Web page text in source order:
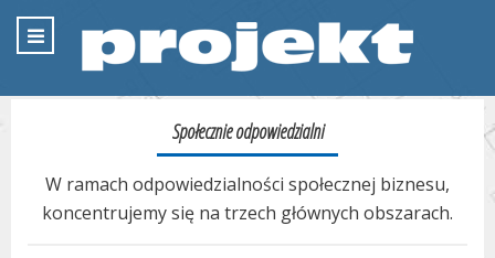
Społecznie odpowiedzialni
W ramach odpowiedzialności społecznej biznesu,
koncentrujemy się na trzech głównych obszarach.